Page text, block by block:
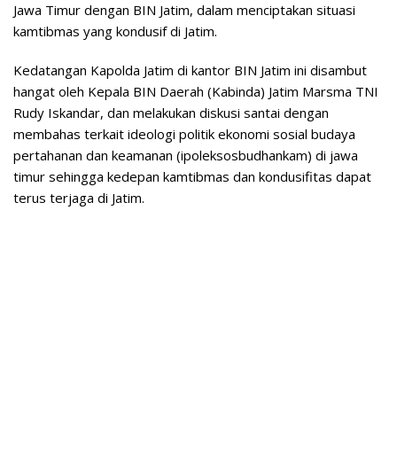
Jawa Timur dengan BIN Jatim, dalam menciptakan situasi
kamtibmas yang kondusif di Jatim.
Kedatangan Kapolda Jatim di kantor BIN Jatim ini disambut
hangat oleh Kepala BIN Daerah (Kabinda) Jatim Marsma TNI
Rudy Iskandar, dan melakukan diskusi santai dengan
membahas terkait ideologi politik ekonomi sosial budaya
pertahanan dan keamanan (ipoleksosbudhankam) di jawa
timur sehingga kedepan kamtibmas dan kondusifitas dapat
terus terjaga di Jatim.